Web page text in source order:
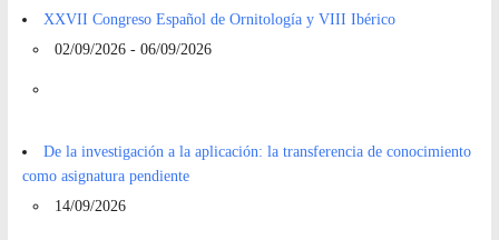
XXVII Congreso Español de Ornitología y VIII Ibérico
02/09/2026 - 06/09/2026
De la investigación a la aplicación: la transferencia de conocimiento
como asignatura pendiente
14/09/2026